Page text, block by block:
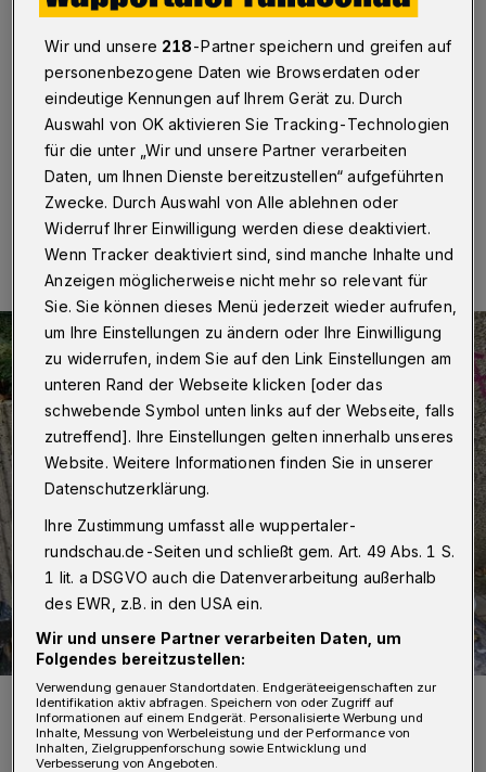
Wuppertal·Die Nachbarschaftsinitiative „Aufbruch
Hesselnberg“ hat ein Graffiti-Projekt mit der bekannten
Wuppertaler Designerin „Frau Pöks“ und Jugendlichen
aus dem Stadtteil fertiggestellt.
22.10.2025 , 10:00 Uhr Eine Minute Lesezeit
Ein Hingucker.
Foto: Christina Nolte
Wir und unsere 218-Partner speichern und greifen auf
personenbezogene Daten wie Browserdaten oder
eindeutige Kennungen auf Ihrem Gerät zu. Durch
Auswahl von OK aktivieren Sie Tracking-Technologien
für die unter „Wir und unsere Partner verarbeiten
Daten, um Ihnen Dienste bereitzustellen“ aufgeführten
Zwecke. Durch Auswahl von Alle ablehnen oder
Widerruf Ihrer Einwilligung werden diese deaktiviert.
Wenn Tracker deaktiviert sind, sind manche Inhalte und
Anzeigen möglicherweise nicht mehr so relevant für
Sie. Sie können dieses Menü jederzeit wieder aufrufen,
um Ihre Einstellungen zu ändern oder Ihre Einwilligung
zu widerrufen, indem Sie auf den Link Einstellungen am
unteren Rand der Webseite klicken [oder das
schwebende Symbol unten links auf der Webseite, falls
zutreffend]. Ihre Einstellungen gelten innerhalb unseres
Website. Weitere Informationen finden Sie in unserer
Datenschutzerklärung.
Ihre Zustimmung umfasst alle wuppertaler-
rundschau.de-Seiten und schließt gem. Art. 49 Abs. 1 S.
1 lit. a DSGVO auch die Datenverarbeitung außerhalb
des EWR, z.B. in den USA ein.
Wir und unsere Partner verarbeiten Daten, um
Folgendes bereitzustellen:
Verwendung genauer Standortdaten. Endgeräteeigenschaften zur
Identifikation aktiv abfragen. Speichern von oder Zugriff auf
Informationen auf einem Endgerät. Personalisierte Werbung und
Inhalte, Messung von Werbeleistung und der Performance von
Inhalten, Zielgruppenforschung sowie Entwicklung und
Verbesserung von Angeboten.